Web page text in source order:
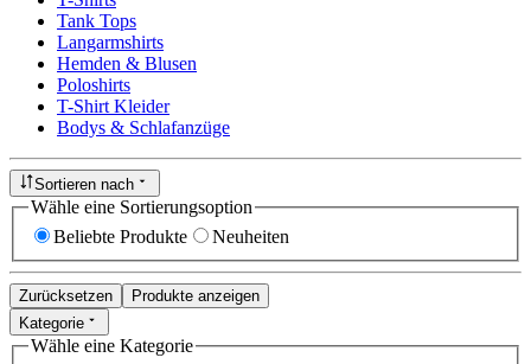
Tank Tops
Langarmshirts
Hemden & Blusen
Poloshirts
T-Shirt Kleider
Bodys & Schlafanzüge
Sortieren nach
Wähle eine Sortierungsoption
Beliebte Produkte
Neuheiten
Zurücksetzen
Produkte anzeigen
Kategorie
Wähle eine Kategorie